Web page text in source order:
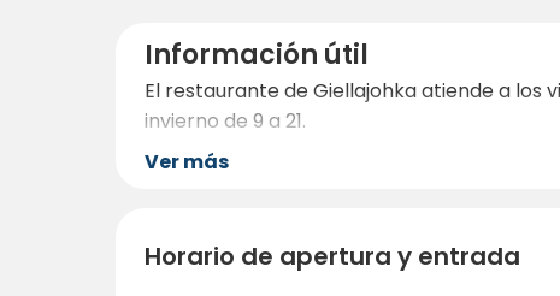
Información útil
El restaurante de Giellajohka atiende a los
invierno de 9 a 21.
Ver más
Horario de apertura y entrada